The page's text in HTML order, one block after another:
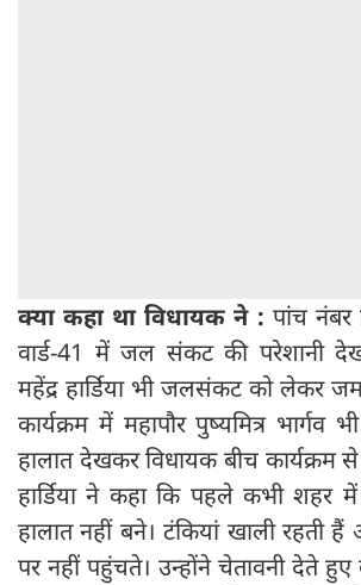
क्‍या कहा था विधायक ने : पांच नंबर
वार्ड-41 में जल संकट की परेशानी
महेंद्र हार्डिया भी जलसंकट को लेकर
कार्यक्रम में महापौर पुष्यमित्र
हालात देखकर विधायक बीच कार्यक्रम
हार्डिया ने कहा कि पहले कभी
हालात नहीं बने। टंकियां खाली रहती
पर नहीं पहुंचते। उन्होंने चेतावनी देते